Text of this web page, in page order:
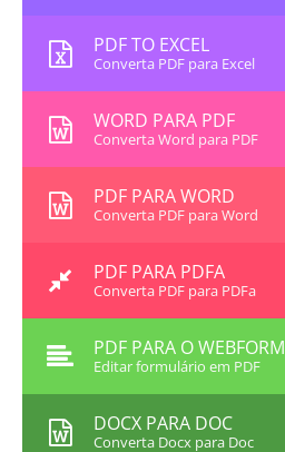
PDF TO EXCEL
Converta PDF para Excel
WORD PARA PDF
Converta Word para PDF
PDF PARA WORD
Converta PDF para Word
PDF PARA PDFA
Converta PDF para PDFa
PDF PARA O WEBFORM
Editar formulário em PDF
DOCX PARA DOC
Converta Docx para Doc